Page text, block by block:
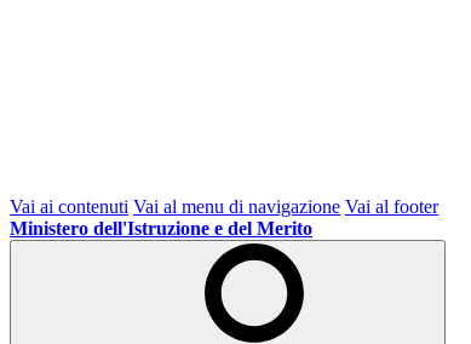
Vai ai contenuti Vai al menu di navigazione Vai al footer
Ministero dell'Istruzione e del Merito